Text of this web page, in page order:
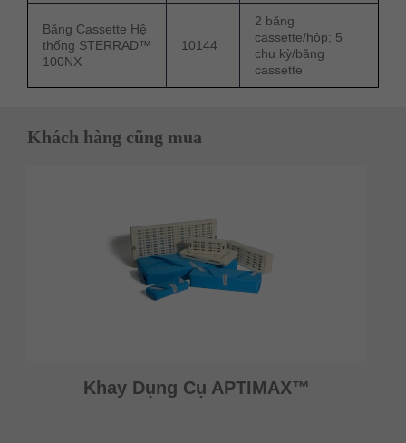
Băng Cassette Hệ
thống STERRAD™
100NX
10144
2 băng
cassette/hộp; 5
chu kỳ/băng
cassette
Khách hàng cũng mua
Khay Dụng Cụ APTIMAX™